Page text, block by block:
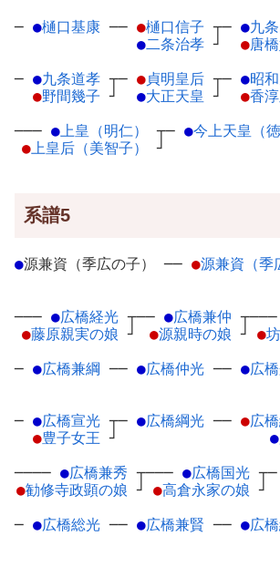
─ ●樋口基康 ── ●樋口信子 ┬
●二条治孝 ┘
─ ●九
●唐
─ ●九条道孝 ┬
●野間幾子 ┘
─ ●貞明皇后 ┬
●大正天皇 ┘
─ ●昭
●香
─── ●上皇（明仁）
┬
●上皇后（美智子） ┘
─ ●今上天皇（徳
系譜5
●源兼資（季広の子） ── ●源兼資（季
─── ●広橋経光 ┬
●藤原親実の娘 ┘
── ●広橋兼仲 ┬
●源親時の娘 ┘
───
●
─ ●広橋兼綱 ── ●広橋仲光 ── ●広
─ ●広橋宣光 ┬
●豊子女王 ┘
─ ●広橋綱光 ── ●広
●
──── ●広橋兼秀 ┬
●勧修寺政顕の娘 ┘
─── ●広橋国光 ┬
●高倉永家の娘 ┘
─
─ ●広橋総光 ── ●広橋兼賢 ── ●広